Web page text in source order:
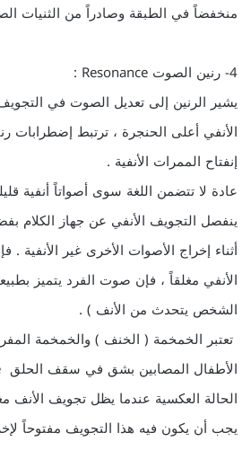
منخفضاً في الطبقة وصادراً من الثنيات
4- رنين الصوت Resonance :
يشير الرنين إلى تعديل الصوت في
الأنفي أعلى الحنجرة ، ترتبط إضطرابات
إنفتاح الممرات الأنفية .
عادة لا تتضمن اللغة سوى أصواتاً أنفية
ينفصل التجويف الأنفي عن جهاز الكلام
أثناء إخراج الأصوات الأخرى غير الأنفية .
الأنفي مغلقاً ، فإن صوت الفرد يتميز
الشخص يتحدث من الأنف ) .
تعتبر الخمخمة ( الخنف ) والخمخمة
الحالة العكسية عندما يظل تجويف الأنف
يجب أن يكون فيه هذا التجويف مفتوحاً